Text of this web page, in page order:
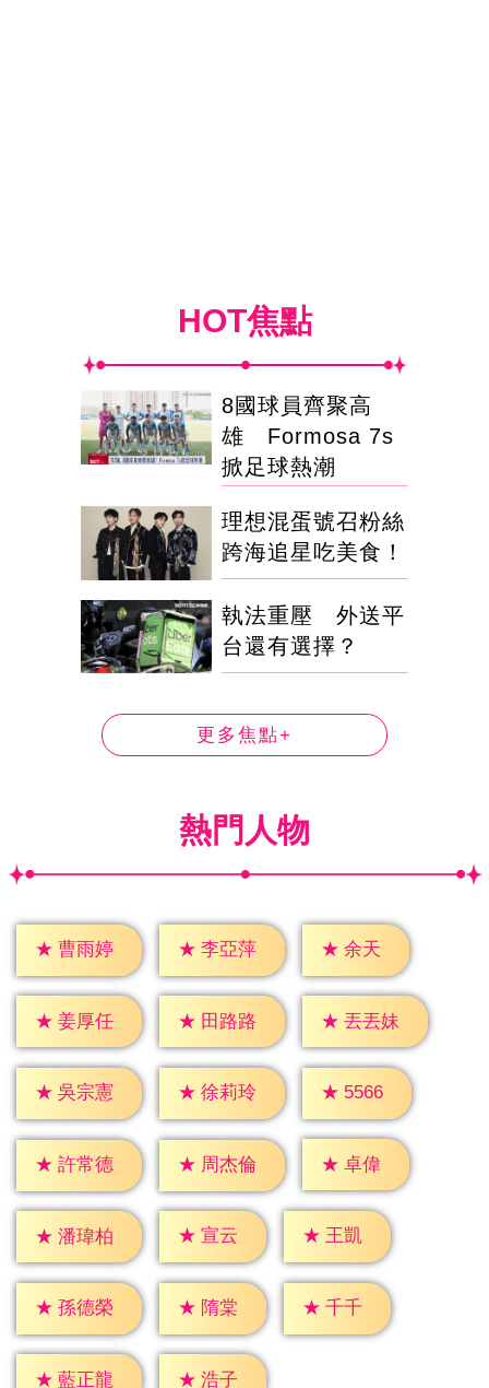
HOT焦點
8國球員齊聚高
雄 Formosa 7s
掀足球熱潮
理想混蛋號召粉絲
跨海追星吃美食！
執法重壓 外送平
台還有選擇？
更多焦點+
熱門人物
★ 曹雨婷 ★ 李亞萍 ★ 余天
★ 姜厚任 ★ 田路路 ★ 丟丟妹
★ 吳宗憲 ★ 徐莉玲 ★ 5566
★ 許常德 ★ 周杰倫 ★ 卓偉
★ 潘瑋柏 ★ 宣云 ★ 王凱
★ 孫德榮 ★ 隋棠 ★ 千千
★ 藍正龍 ★ 浩子